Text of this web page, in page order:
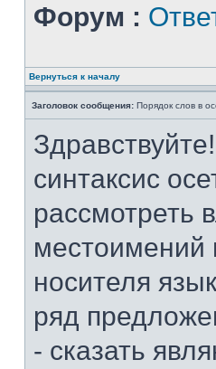
Форум :
Вернуться к началу
Заголовок сообщения: Порядок слов в
синтаксис
рассмотреть
местоимений
носителя
ряд
- сказать